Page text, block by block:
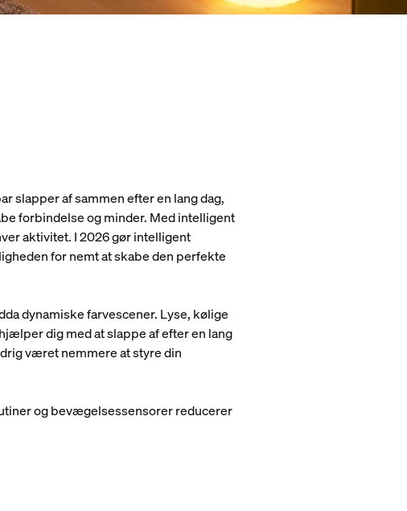
slapper af sammen efter en lang dag,
forbindelse og minder. Med intelligent
aktivitet. I 2026 gør intelligent
for nemt at skabe den perfekte
dynamiske farvescener. Lyse, kølige
dig med at slappe af efter en lang
været nemmere at styre din
og bevægelsessensorer reducerer